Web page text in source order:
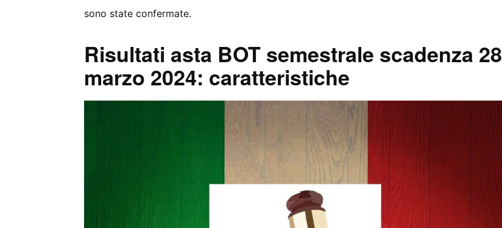
sono state confermate.
Risultati asta BOT semestrale scadenza 28
marzo 2024: caratteristiche